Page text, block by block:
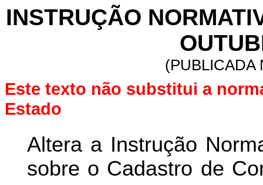
INSTRUÇÃO
(PUBLICADA
Este texto não substitui a
Estado
Altera a Instrução
sobre o Cadastro de